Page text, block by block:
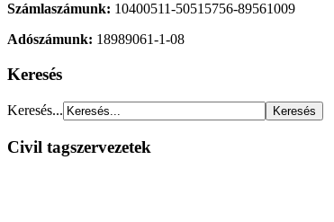
Számlaszámunk: 10400511-50515756-89561009
Adószámunk: 18989061-1-08
Keresés
Keresés...
Civil tagszervezetek